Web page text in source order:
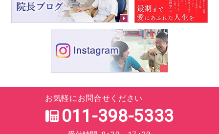
お気軽にお問合せください
011-398-5333